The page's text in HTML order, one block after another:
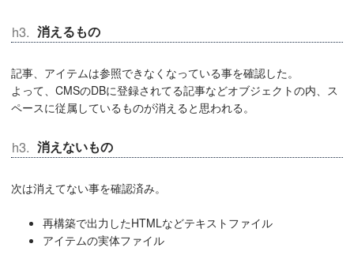
消えるもの
記事、アイテムは参照できなくなっている事を確認した。
よって、CMSのDBに登録されてる記事などオブジェクトの内、ス
ペースに従属しているものが消えると思われる。
消えないもの
次は消えてない事を確認済み。
再構築で出力したHTMLなどテキストファイル
アイテムの実体ファイル